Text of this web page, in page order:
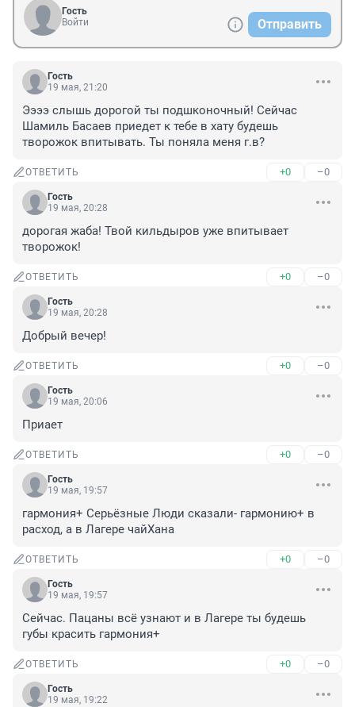
Гость
Войти
Отправить
Гость
19 мая, 21:20
Ээээ слышь дорогой ты подшконочный! Сейчас
Шамиль Басаев приедет к тебе в хату будешь
творожок впитывать. Ты поняла меня г.в?
ОТВЕТИТЬ +0 –0
Гость
19 мая, 20:28
дорогая жаба! Твой кильдыров уже впитывает
творожок!
ОТВЕТИТЬ +0 –0
Гость
19 мая, 20:28
Добрый вечер!
ОТВЕТИТЬ +0 –0
Гость
19 мая, 20:06
Приает
ОТВЕТИТЬ +0 –0
Гость
19 мая, 19:57
гармония+ Серьёзные Люди сказали- гармонию+ в
расход, а в Лагере чайХана
ОТВЕТИТЬ +0 –0
Гость
19 мая, 19:57
Сейчас. Пацаны всё узнают и в Лагере ты будешь
губы красить гармония+
ОТВЕТИТЬ +0 –0
Гость
19 мая, 19:22